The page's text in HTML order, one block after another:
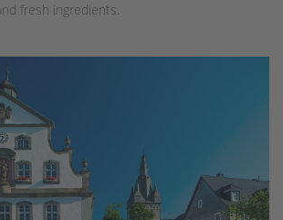
fresh ingredients.